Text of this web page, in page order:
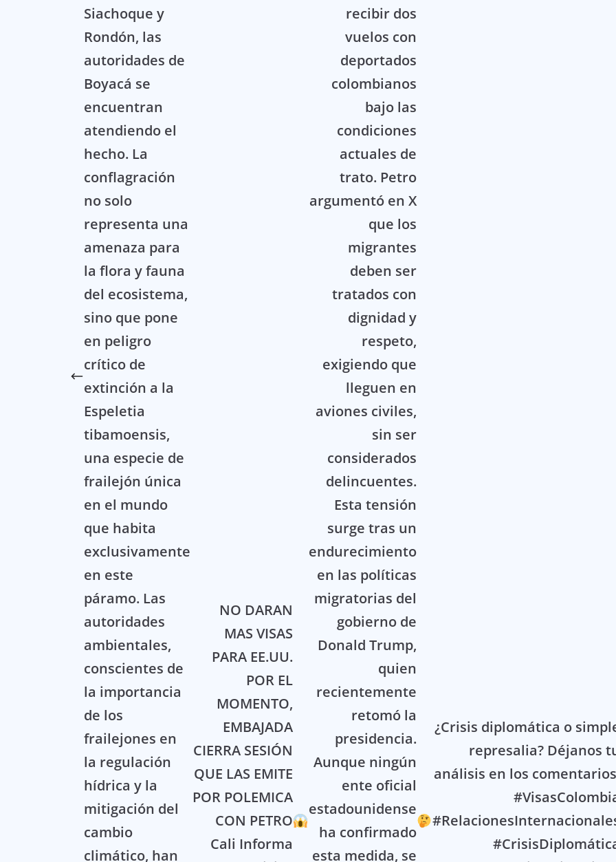
Siachoque y
Rondón, las
autoridades de
Boyacá se
encuentran
atendiendo el
hecho. La
conflagración
no solo
representa una
amenaza para
la flora y fauna
del ecosistema,
sino que pone
en peligro
crítico de
extinción a la
Espeletia
tibamoensis,
una especie de
frailejón única
en el mundo
que habita
exclusivamente
en este
páramo. Las
autoridades
ambientales,
conscientes de
la importancia
de los
frailejones en
la regulación
hídrica y la
mitigación del
cambio
climático, han
NO DARAN
MAS VISAS
PARA EE.UU.
POR EL
MOMENTO,
EMBAJADA
CIERRA SESIÓN
QUE LAS EMITE
POR POLEMICA
CON PETRO
Cali Informa
recibir dos
vuelos con
deportados
colombianos
bajo las
condiciones
actuales de
trato. Petro
argumentó en X
que los
migrantes
deben ser
tratados con
dignidad y
respeto,
exigiendo que
lleguen en
aviones civiles,
sin ser
considerados
delincuentes.
Esta tensión
surge tras un
endurecimiento
en las políticas
migratorias del
gobierno de
Donald Trump,
quien
recientemente
retomó la
presidencia.
Aunque ningún
ente oficial
estadounidense
ha confirmado
esta medida, se
¿Crisis diplomática o
represalia? Déjanos
análisis en los